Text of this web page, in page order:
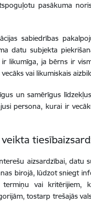
pasākuma
sabiedrības
datu subjekta
likumīga, ja bērns ir
vai likumiskais
un samērīgus
persona, kurai ir
aizsardzībai, datu
birojā, lūdzot sniegt
vai kritērijiem,
tostarp trešajās